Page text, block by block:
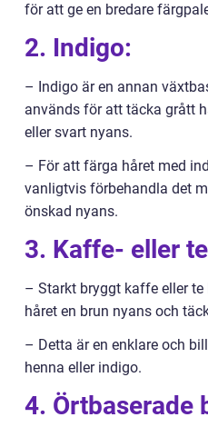
för att ge en bredare
2. Indigo:
– Indigo är en annan
används för att täcka grått
eller svart nyans.
– För att färga håret med
vanligtvis förbehandla det
önskad nyans.
3. Kaffe- eller
– Starkt bryggt kaffe eller
håret en brun nyans och
– Detta är en enklare och
henna eller indigo.
4. Örtbaserade